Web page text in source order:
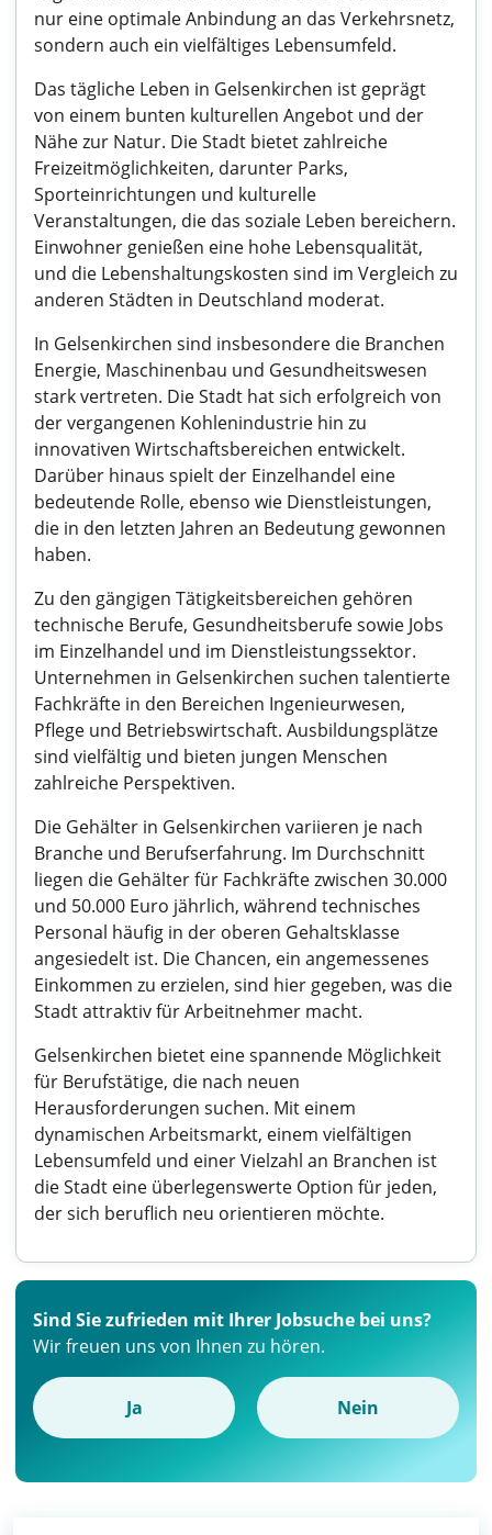
nur eine optimale Anbindung an das Verkehrsnetz,
sondern auch ein vielfältiges Lebensumfeld.
Das tägliche Leben in Gelsenkirchen ist geprägt
von einem bunten kulturellen Angebot und der
Nähe zur Natur. Die Stadt bietet zahlreiche
Freizeitmöglichkeiten, darunter Parks,
Sporteinrichtungen und kulturelle
Veranstaltungen, die das soziale Leben bereichern.
Einwohner genießen eine hohe Lebensqualität,
und die Lebenshaltungskosten sind im Vergleich zu
anderen Städten in Deutschland moderat.
In Gelsenkirchen sind insbesondere die Branchen
Energie, Maschinenbau und Gesundheitswesen
stark vertreten. Die Stadt hat sich erfolgreich von
der vergangenen Kohlenindustrie hin zu
innovativen Wirtschaftsbereichen entwickelt.
Darüber hinaus spielt der Einzelhandel eine
bedeutende Rolle, ebenso wie Dienstleistungen,
die in den letzten Jahren an Bedeutung gewonnen
haben.
Zu den gängigen Tätigkeitsbereichen gehören
technische Berufe, Gesundheitsberufe sowie Jobs
im Einzelhandel und im Dienstleistungssektor.
Unternehmen in Gelsenkirchen suchen talentierte
Fachkräfte in den Bereichen Ingenieurwesen,
Pflege und Betriebswirtschaft. Ausbildungsplätze
sind vielfältig und bieten jungen Menschen
zahlreiche Perspektiven.
Die Gehälter in Gelsenkirchen variieren je nach
Branche und Berufserfahrung. Im Durchschnitt
liegen die Gehälter für Fachkräfte zwischen 30.000
und 50.000 Euro jährlich, während technisches
Personal häufig in der oberen Gehaltsklasse
angesiedelt ist. Die Chancen, ein angemessenes
Einkommen zu erzielen, sind hier gegeben, was die
Stadt attraktiv für Arbeitnehmer macht.
Gelsenkirchen bietet eine spannende Möglichkeit
für Berufstätige, die nach neuen
Herausforderungen suchen. Mit einem
dynamischen Arbeitsmarkt, einem vielfältigen
Lebensumfeld und einer Vielzahl an Branchen ist
die Stadt eine überlegenswerte Option für jeden,
der sich beruflich neu orientieren möchte.
Sind Sie zufrieden mit Ihrer Jobsuche bei uns?
Wir freuen uns von Ihnen zu hören.
Ja Nein